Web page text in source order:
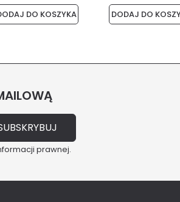
DO KOSZYKA DODAJ DO
prawnej.